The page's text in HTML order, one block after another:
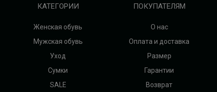
КАТЕГОРИИ
Женская обувь
Мужская обувь
Уход
Сумки
SALE
ПОКУПАТЕЛЯМ
О нас
Оплата и доставка
Размер
Гарантии
Возврат